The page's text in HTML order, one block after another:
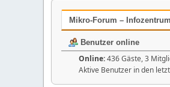
Mikro-Forum – Infozentrum
Benutzer online
Online:436 Gäste, 3
Aktive Benutzer in den